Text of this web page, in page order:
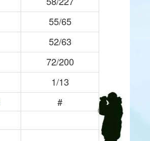
55/65
52/63
72/200
1/13
#